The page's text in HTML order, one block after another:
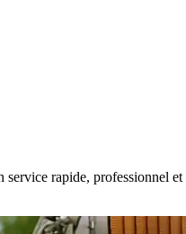
service rapide, professionnel